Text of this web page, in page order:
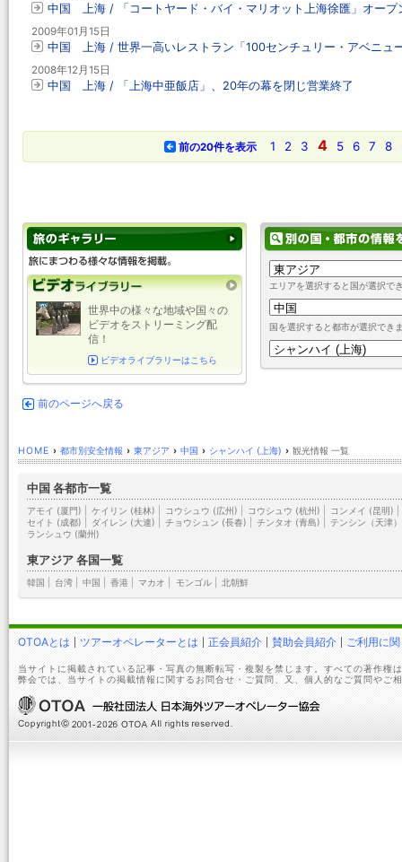
中国 上海 / 「コートヤード・バイ・マリオット上海徐匯」オープ
2009年01月15日
中国 上海 / 世界一高いレストラン「100センチュリー・アベニュ
2008年12月15日
中国 上海 / 「上海中亜飯店」、20年の幕を閉じ営業終了
前の20件を表示 1 2 3 4 5 6 7 8
エリアを選択すると国が選択で
国を選択すると都市が選択でき
世界中の様々な地域や国々の
ビデオをストリーミング配
信！
ビデオライブラリーはこちら
前のページへ戻る
HOME › 都市別安全情報 › 東アジア › 中国 › シャンハイ (上海) › 観光情報 一覧
中国 各都市一覧
アモイ (厦門) ケイリン (桂林) コウシュウ (広州) コウシュウ (杭州) コンメイ (昆明)
セイト (成都)
ダイレン (大連) チョウシュン (長春) チンタオ (青島)
テンシン（天津）
ランシュウ (蘭州)
東アジア 各国一覧
韓国 台湾 中国 香港 マカオ モンゴル| 北朝鮮
OTOAとは ツアーオペレーターとは 正会員紹介 賛助会員紹介 ご利用に
当サイトに掲載されている記事・写真の無断転写・複製を禁じます。すべての著作権
弊会では、当サイトの掲載情報に関するお問合せ・ご質問、又、個人的なご質問やご